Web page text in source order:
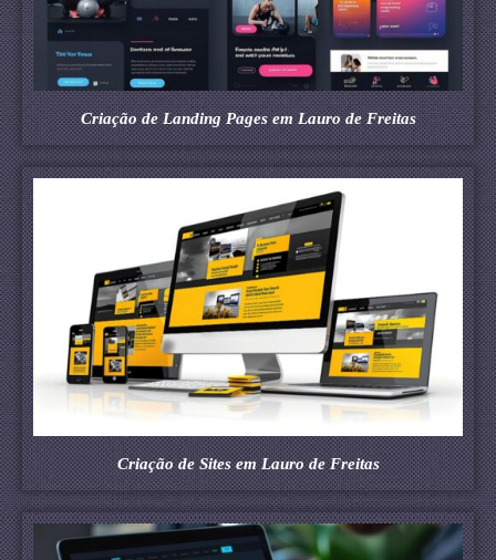
Criação de Landing Pages em Lauro de Freitas
Criação de Sites em Lauro de Freitas